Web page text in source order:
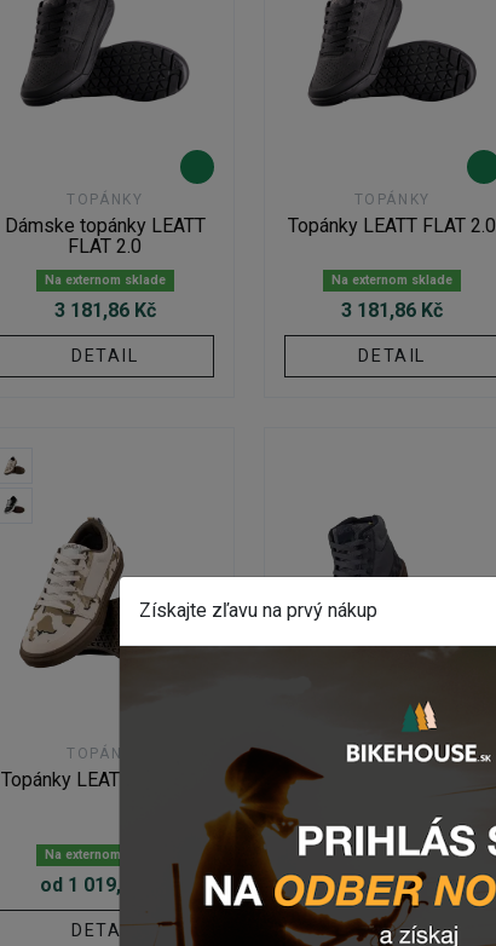
TOPÁNKY
Dámske topánky LEATT
FLAT 2.0
Na externom sklade
3 181,86 Kč
DETAIL
TOPÁNKY
Topánky LEATT FLAT 2.0
Na externom sklade
3 181,86 Kč
DETAIL
TOPÁNKY
Topánky LEATT FLAT 1.0
Na externom sklade
od 1 019,67 Kč
DETAIL
TOPÁNKY
Topánky LEATT FLAT 1.0
Na externom sklade
2 455,81 Kč
DETAIL
Získajte zľavu na prvý nákup